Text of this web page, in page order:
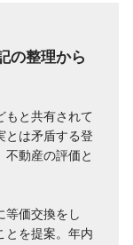
の整理から
もと共有されて
とは矛盾する登
不動産の評価と
等価交換をし
とを提案。年内